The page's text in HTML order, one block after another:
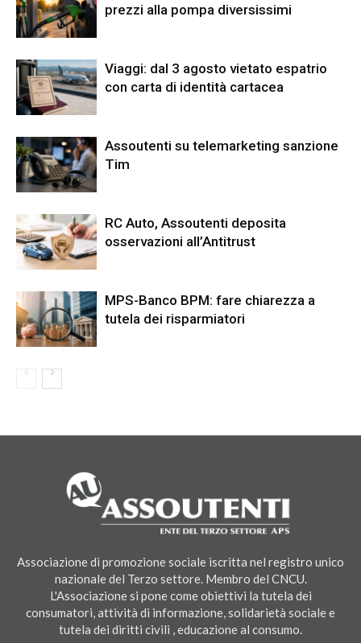
prezzi alla pompa diversissimi
Viaggi: dal 3 agosto vietato espatrio
con carta di identità cartacea
Assoutenti su telemarketing sanzione
Tim
RC Auto, Assoutenti deposita
osservazioni all’Antitrust
MPS-Banco BPM: fare chiarezza a
tutela dei risparmiatori
Associazione di promozione sociale iscritta nel registro unico
nazionale del Terzo settore. Membro del CNCU.
L'Associazione si pone come obiettivi la tutela dei
consumatori, attività di informazione, solidarietà sociale e
tutela dei diritti civili , educazione al consumo.